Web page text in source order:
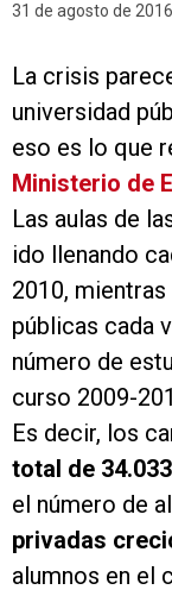
31 de agosto de 2016
La crisis
universidad
eso es lo que
Ministerio de
Las aulas de
ido llenando
2010,
públicas cada
número de
curso 2009-
Es decir, los
total de
el número de
privadas
alumnos en el